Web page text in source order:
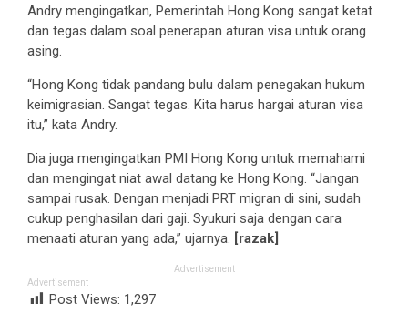
Andry mengingatkan, Pemerintah Hong Kong sangat ketat
dan tegas dalam soal penerapan aturan visa untuk orang
asing.
“Hong Kong tidak pandang bulu dalam penegakan hukum
keimigrasian. Sangat tegas. Kita harus hargai aturan visa
itu,” kata Andry.
Dia juga mengingatkan PMI Hong Kong untuk memahami
dan mengingat niat awal datang ke Hong Kong. “Jangan
sampai rusak. Dengan menjadi PRT migran di sini, sudah
cukup penghasilan dari gaji. Syukuri saja dengan cara
menaati aturan yang ada,” ujarnya.
[razak]
Advertisement
Advertisement
Post Views: 1,297